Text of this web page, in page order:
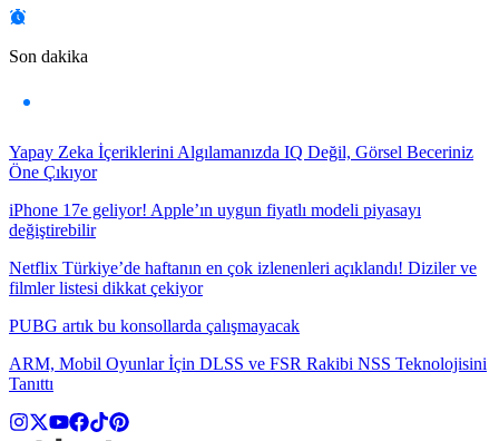
Son dakika
Yapay Zeka İçeriklerini Algılamanızda IQ Değil, Görsel Beceriniz
Öne Çıkıyor
iPhone 17e geliyor! Apple’ın uygun fiyatlı modeli piyasayı
değiştirebilir
Netflix Türkiye’de haftanın en çok izlenenleri açıklandı! Diziler ve
filmler listesi dikkat çekiyor
PUBG artık bu konsollarda çalışmayacak
ARM, Mobil Oyunlar İçin DLSS ve FSR Rakibi NSS Teknolojisini
Tanıttı